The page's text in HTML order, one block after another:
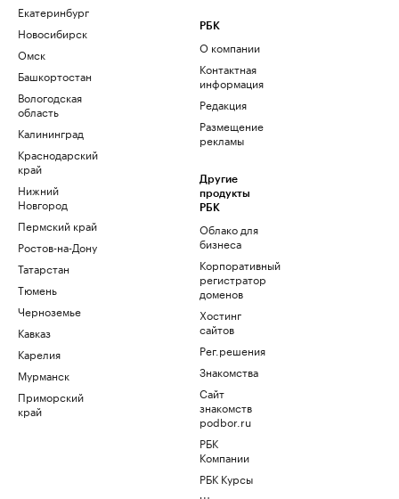
Екатеринбург
Новосибирск
Омск
Башкортостан
Вологодская
область
Калининград
Краснодарский
край
Нижний
Новгород
Пермский край
Ростов-на-Дону
Татарстан
Тюмень
Черноземье
Кавказ
Карелия
Мурманск
Приморский
край
РБК
О компании
Контактная
информация
Редакция
Размещение
рекламы
Другие
продукты
РБК
Облако для
бизнеса
Корпоративный
регистратор
доменов
Хостинг
сайтов
Рег.решения
Знакомства
Сайт
знакомств
podbor.ru
РБК
Компании
РБК Курсы